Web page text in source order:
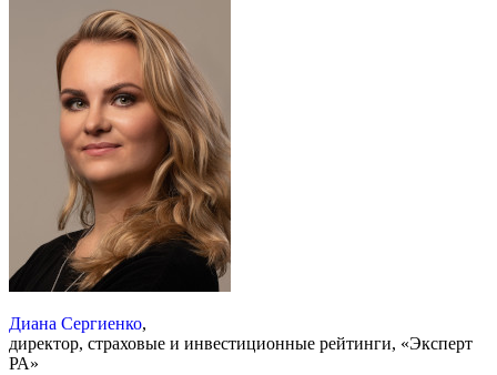
Диана Сергиенко,
директор, страховые и инвестиционные рейтинги, «Эксперт
РА»